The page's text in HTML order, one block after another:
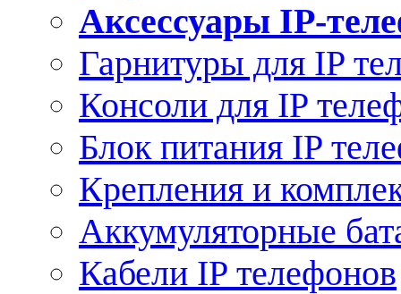
Аксессуары IP-
Гарнитуры для IP
Консоли для IP
Блок питания IP
Крепления и
Аккумуляторные
Кабели IP телефонов